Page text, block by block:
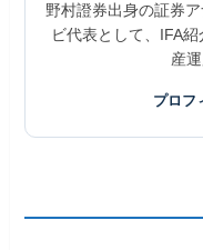
野村證券出身の証券
ビ代表として、IFA
産
プロフ